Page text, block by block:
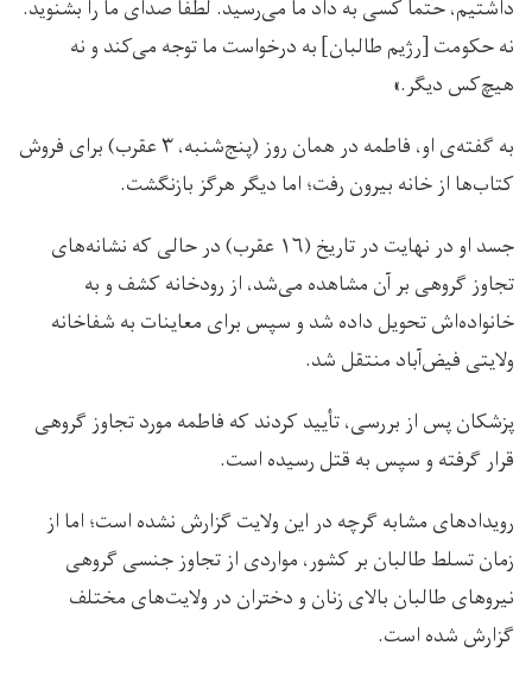
داشتیم، حتماً کسی به داد ما می‌رسید. لطفاً صدای ما را بشنوید.
نه حکومت [رژیم طالبان] به درخواست ما توجه می‌کند و نه
هیچ‌کس دیگر.»
به گفته‌ی او، فاطمه در همان روز (پنج‌شنبه، ۳ عقرب) برای فروش
کتاب‌ها از خانه بیرون رفت؛ اما دیگر هرگز بازنگشت.
جسد او در نهایت در تاریخ (۱۶ عقرب) در حالی که نشانه‌های
تجاوز گروهی بر آن مشاهده می‌شد، از رودخانه کشف و به
خانواده‌اش تحویل داده شد و سپس برای معاینات به شفاخانه
ولایتی فیض‌آباد منتقل شد.
پزشکان پس از بررسی، تأیید کردند که فاطمه مورد تجاوز گروهی
قرار گرفته و سپس به قتل رسیده است.
رویدادهای مشابه گرچه در این ولایت گزارش نشده است؛ اما از
زمان تسلط طالبان بر کشور، مواردی از تجاوز جنسی گروهی
نیروهای طالبان بالای زنان و دختران در ولایت‌های مختلف
گزارش شده است.